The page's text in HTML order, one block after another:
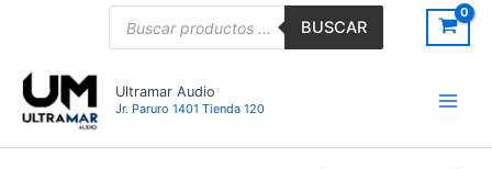
BUSCAR
Ultramar Audio
Jr. Paruro 1401 Tienda 120